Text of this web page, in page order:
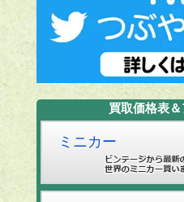
買取価格表
ミニカー